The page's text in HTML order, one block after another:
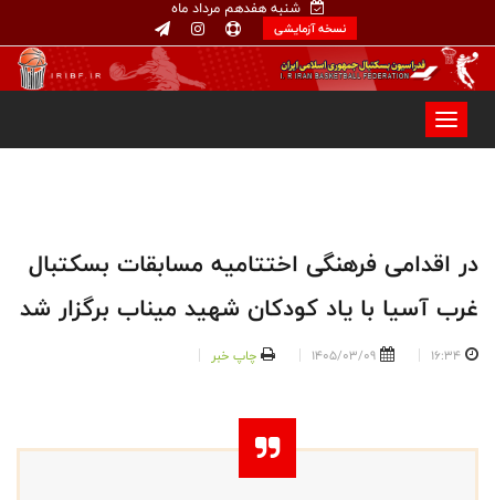
شنبه هفدهم مرداد ماه
نسخه آزمایشی
در اقدامی فرهنگی اختتامیه مسابقات بسکتبال
غرب آسیا با یاد کودکان شهید میناب برگزار شد
16:34
1405/03/09 چاپ خبر